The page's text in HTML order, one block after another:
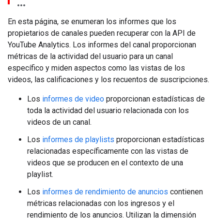
En esta página, se enumeran los informes que los
propietarios de canales pueden recuperar con la API de
YouTube Analytics. Los informes del canal proporcionan
métricas de la actividad del usuario para un canal
específico y miden aspectos como las vistas de los
videos, las calificaciones y los recuentos de suscripciones.
Los informes de video proporcionan estadísticas de
toda la actividad del usuario relacionada con los
videos de un canal.
Los informes de playlists proporcionan estadísticas
relacionadas específicamente con las vistas de
videos que se producen en el contexto de una
playlist.
Los informes de rendimiento de anuncios contienen
métricas relacionadas con los ingresos y el
rendimiento de los anuncios. Utilizan la dimensión